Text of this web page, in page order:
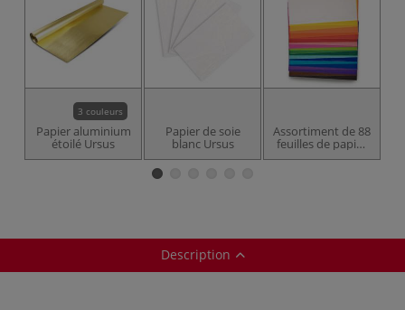
3 couleurs
Papier aluminium
étoilé Ursus
Papier de soie
blanc Ursus
Assortiment de 88
feuilles de papier
de soie Ursus
Description